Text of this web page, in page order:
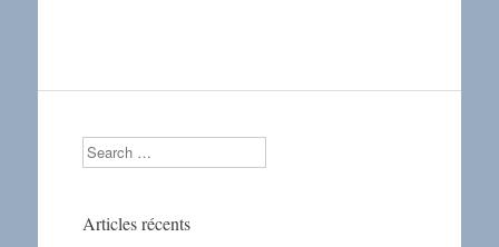
Search
Articles récents